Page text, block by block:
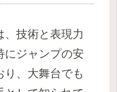
、技術と表現力
にジャンプの安
り、大舞台でも